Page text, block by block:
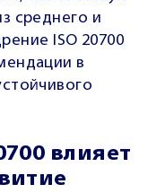
среднего и
ISO 20700
в
влияет